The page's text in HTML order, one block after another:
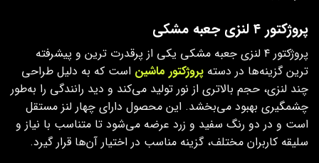
پروژکتور ۴ لنزی جعبه مشکی
پروژکتور ۴ لنزی جعبه مشکی یکی از پرقدرت‌ ترین و پیشرفته‌
ترین گزینه‌ها در دسته‌ پروژکتور ماشین است که به دلیل طراحی
چند لنزی، حجم بالاتری از نور تولید می‌کند و دید رانندگی را به‌طور
چشمگیری بهبود می‌بخشد. این محصول دارای چهار لنز مستقل
است و در دو رنگ سفید و زرد عرضه می‌شود تا متناسب با نیاز و
سلیقه‌ کاربران مختلف، گزینه‌ مناسب در اختیار آن‌ها قرار گیرد.